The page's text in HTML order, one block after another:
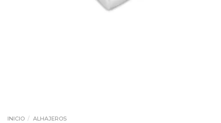
INICIO / ALHAJEROS